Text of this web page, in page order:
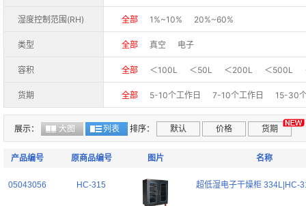
湿度控制范围(RH) 全部 1%~10% 20%~60%
类型 全部 真空 电子
容积 全部 ＜100L ＜50L ＜200L ＜500L
货期 全部 5-10个工作日 7-10个工作日 15-30
展示： 大图 列表 排序： 默认 价格 货期
产品编号 原商品编号 图片 名称
05043056 HC-315 超低湿电子干燥柜 334L|HC-